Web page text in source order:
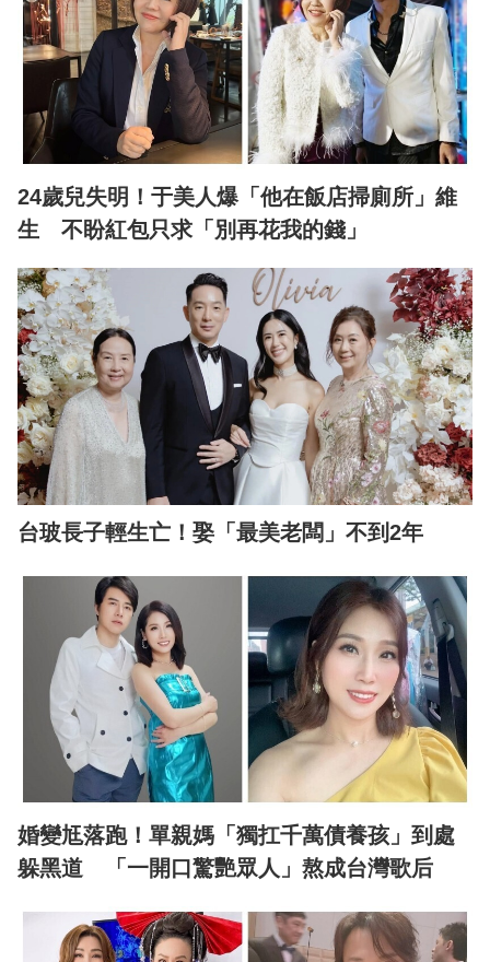
24歲兒失明！于美人爆「他在飯店掃廁所」維
生 不盼紅包只求「別再花我的錢」
台玻長子輕生亡！娶「最美老闆」不到2年
婚變尪落跑！單親媽「獨扛千萬債養孩」到處
躲黑道 「一開口驚艷眾人」熬成台灣歌后